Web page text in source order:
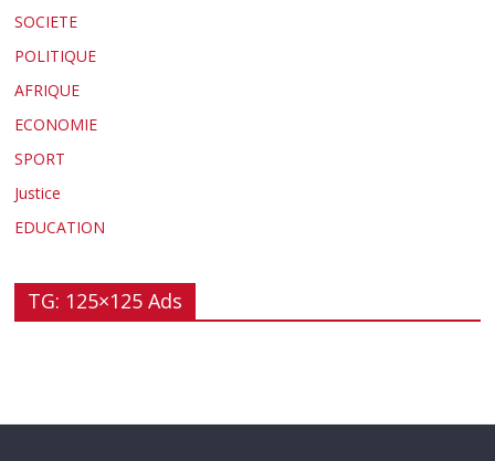
SOCIETE
POLITIQUE
AFRIQUE
ECONOMIE
SPORT
Justice
EDUCATION
TG: 125×125 Ads